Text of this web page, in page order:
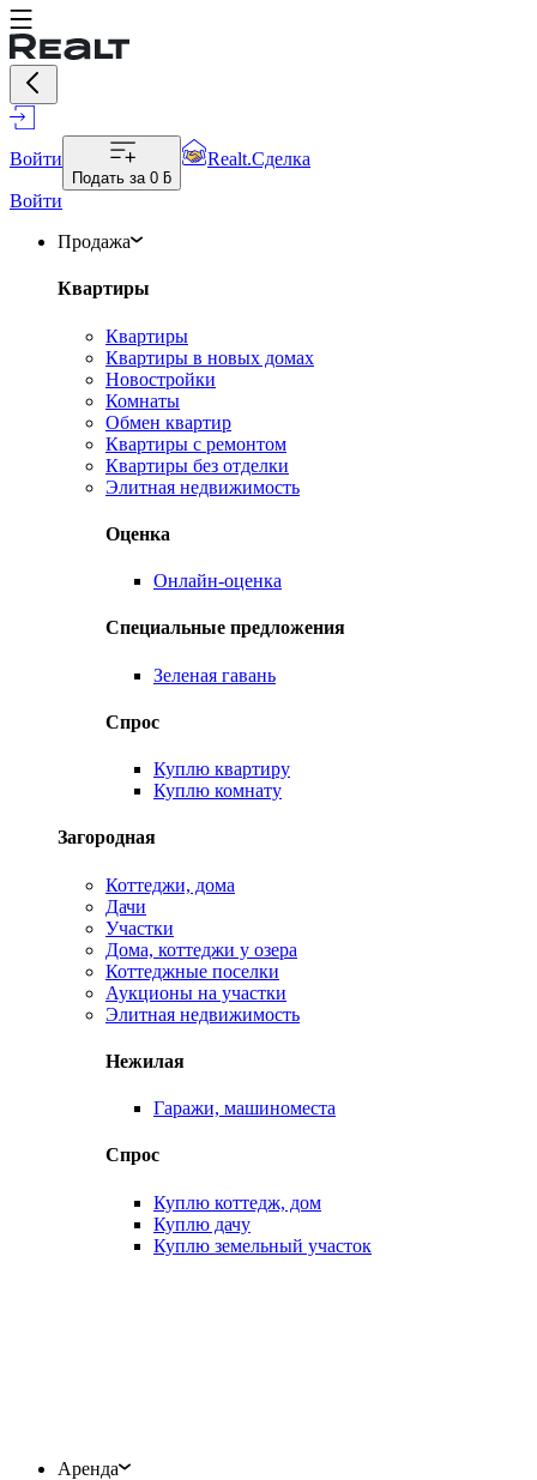
Войти
Подать за 0 ƃ
Realt.Сделка
Войти
Продажа
Квартиры
Квартиры
Квартиры в новых домах
Новостройки
Комнаты
Обмен квартир
Квартиры с ремонтом
Квартиры без отделки
Элитная недвижимость
Оценка
Онлайн-оценка
Специальные предложения
Зеленая гавань
Спрос
Куплю квартиру
Куплю комнату
Загородная
Коттеджи, дома
Дачи
Участки
Дома, коттеджи у озера
Коттеджные поселки
Аукционы на участки
Элитная недвижимость
Нежилая
Гаражи, машиноместа
Спрос
Куплю коттедж, дом
Куплю дачу
Куплю земельный участок
Аренда